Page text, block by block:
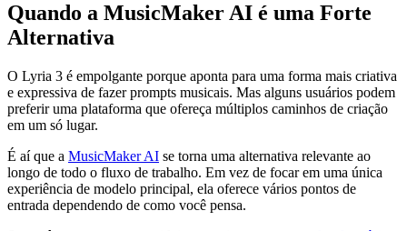
Quando a MusicMaker AI é uma Forte
Alternativa
O Lyria 3 é empolgante porque aponta para uma forma mais criativa
e expressiva de fazer prompts musicais. Mas alguns usuários podem
preferir uma plataforma que ofereça múltiplos caminhos de criação
em um só lugar.
É aí que a MusicMaker AI se torna uma alternativa relevante ao
longo de todo o fluxo de trabalho. Em vez de focar em uma única
experiência de modelo principal, ela oferece vários pontos de
entrada dependendo de como você pensa.